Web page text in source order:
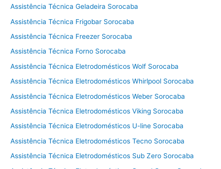
Assistência Técnica Geladeira Sorocaba
Assistência Técnica Frigobar Sorocaba
Assistência Técnica Freezer Sorocaba
Assistência Técnica Forno Sorocaba
Assistência Técnica Eletrodomésticos Wolf Sorocaba
Assistência Técnica Eletrodomésticos Whirlpool Sorocaba
Assistência Técnica Eletrodomésticos Weber Sorocaba
Assistência Técnica Eletrodomésticos Viking Sorocaba
Assistência Técnica Eletrodomésticos U-line Sorocaba
Assistência Técnica Eletrodomésticos Tecno Sorocaba
Assistência Técnica Eletrodomésticos Sub Zero Sorocaba